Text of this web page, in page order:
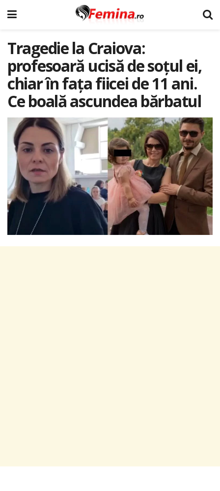
Tragedie la Craiova:
profesoară ucisă de soțul ei,
chiar în fața fiicei de 11 ani.
Ce boală ascundea bărbatul